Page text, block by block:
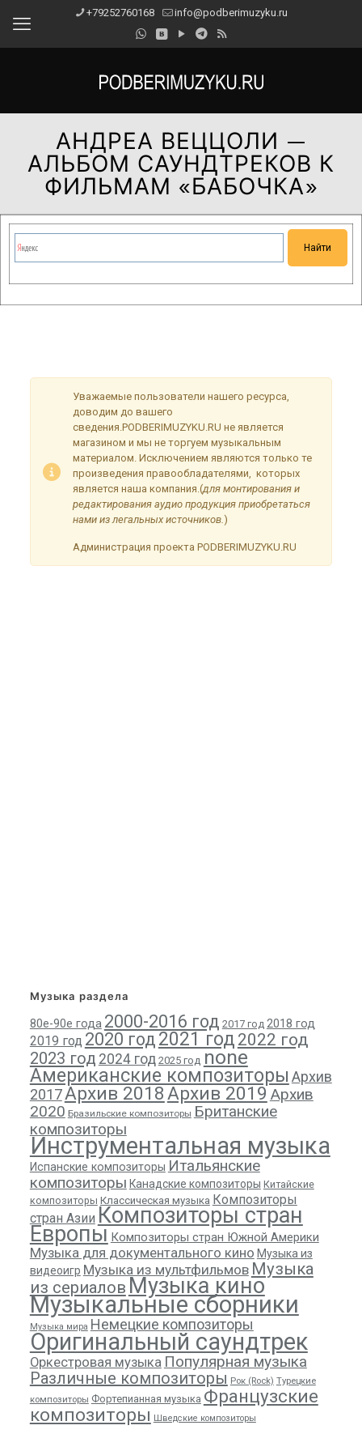
+79252760168 info@podberimuzyku.ru
АНДРЕА ВЕЦЦОЛИ —
АЛЬБОМ САУНДТРЕКОВ К
ФИЛЬМАМ «БАБОЧКА»
Уважаемые пользователи нашего ресурса,
доводим до вашего
сведения.PODBERIMUZYKU.RU не является
магазином и мы не торгуем музыкальным
материалом. Исключением являются только те
произведения правообладателями, которых
является наша компания.(для монтирования и
редактирования аудио продукция приобретаться
нами из легальных источников.)
Администрация проекта PODBERIMUZYKU.RU
Музыка раздела
80е-90е года 2000-2016 год 2017 год 2018 год
2019 год 2020 год 2021 год 2022 год
2023 год 2024 год 2025 год none
Американские композиторы Архив
2017Архив 2018Архив 2019 Архив
2020 Бразильские композиторы Британские
композиторы
Инструментальная музыка
Испанские композиторы Итальянские
композиторы Канадские композиторы Китайские
композиторы Классическая музыка Композиторы
стран Азии Композиторы стран
Европы Композиторы стран Южной Америки
Музыка для документального кино Музыка из
видеоигр Музыка из мультфильмов Музыка
из сериалов Музыка кино
Музыкальные сборники
Музыка мира Немецкие композиторы
Оригинальный саундтрек
Оркестровая музыка Популярная музыка
Различные композиторы Рок (Rock) Турецкие
композиторы Фортепианная музыка Французские
композиторы Шведские композиторы